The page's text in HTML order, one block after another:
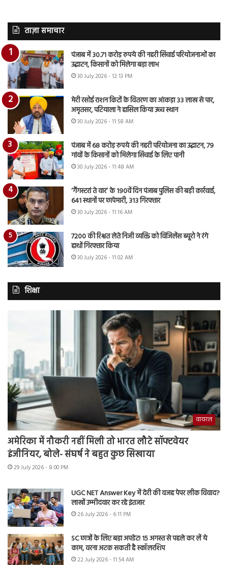
ताज़ा समाचार
पंजाब में 30.71 करोड़ रुपये की नहरी सिंचाई परियोजनाओं का
उद्घाटन, किसानों को मिलेगा बड़ा लाभ
30 July 2026 - 12:13 PM
मेरी रसोई राशन किटों के वितरण का आंकड़ा 33 लाख से पार,
अमृतसर, पटियाला ने हासिल किया उच्च स्थान
30 July 2026 - 11:58 AM
पंजाब में 68 करोड़ रुपये की नहरी परियोजना का उद्घाटन, 79
गांवों के किसानों को मिलेगा सिंचाई के लिए पानी
30 July 2026 - 11:48 AM
‘गैंगस्टरां ते वार’ के 190वें दिन पंजाब पुलिस की बड़ी कार्रवाई,
641 स्थानों पर छापेमारी, 313 गिरफ्तार
30 July 2026 - 11:16 AM
7200 की रिश्वत लेते निजी व्यक्ति को विजिलेंस ब्यूरो ने रंगे
हाथों गिरफ्तार किया
30 July 2026 - 11:02 AM
शिक्षा
वायरल
अमेरिका में नौकरी नहीं मिली तो भारत लौटे सॉफ्टवेयर
इंजीनियर, बोले- संघर्ष ने बहुत कुछ सिखाया
29 July 2026 - 8:00 PM
UGC NET Answer Key में देरी की वजह पेपर लीक विवाद?
लाखों उम्मीदवार कर रहे इंतजार
26 July 2026 - 6:11 PM
SC छात्रों के लिए बड़ा अपडेट! 15 अगस्त से पहले कर लें ये
काम, वरना अटक सकती है स्कॉलरशिप
22 July 2026 - 11:54 AM